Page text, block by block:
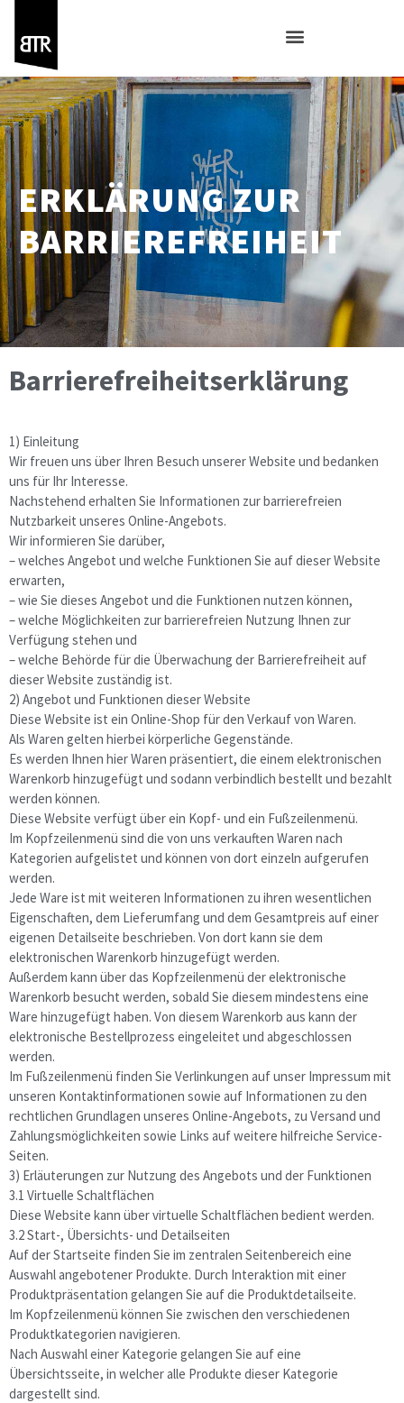
ERKLÄRUNG ZUR
BARRIEREFREIHEIT
Barrierefreiheitserklärung
1) Einleitung
Wir freuen uns über Ihren Besuch unserer Website und bedanken
uns für Ihr Interesse.
Nachstehend erhalten Sie Informationen zur barrierefreien
Nutzbarkeit unseres Online-Angebots.
Wir informieren Sie darüber,
– welches Angebot und welche Funktionen Sie auf dieser Website
erwarten,
– wie Sie dieses Angebot und die Funktionen nutzen können,
– welche Möglichkeiten zur barrierefreien Nutzung Ihnen zur
Verfügung stehen und
– welche Behörde für die Überwachung der Barrierefreiheit auf
dieser Website zuständig ist.
2) Angebot und Funktionen dieser Website
Diese Website ist ein Online-Shop für den Verkauf von Waren.
Als Waren gelten hierbei körperliche Gegenstände.
Es werden Ihnen hier Waren präsentiert, die einem elektronischen
Warenkorb hinzugefügt und sodann verbindlich bestellt und bezahlt
werden können.
Diese Website verfügt über ein Kopf- und ein Fußzeilenmenü.
Im Kopfzeilenmenü sind die von uns verkauften Waren nach
Kategorien aufgelistet und können von dort einzeln aufgerufen
werden.
Jede Ware ist mit weiteren Informationen zu ihren wesentlichen
Eigenschaften, dem Lieferumfang und dem Gesamtpreis auf einer
eigenen Detailseite beschrieben. Von dort kann sie dem
elektronischen Warenkorb hinzugefügt werden.
Außerdem kann über das Kopfzeilenmenü der elektronische
Warenkorb besucht werden, sobald Sie diesem mindestens eine
Ware hinzugefügt haben. Von diesem Warenkorb aus kann der
elektronische Bestellprozess eingeleitet und abgeschlossen
werden.
Im Fußzeilenmenü finden Sie Verlinkungen auf unser Impressum mit
unseren Kontaktinformationen sowie auf Informationen zu den
rechtlichen Grundlagen unseres Online-Angebots, zu Versand und
Zahlungsmöglichkeiten sowie Links auf weitere hilfreiche Service-
Seiten.
3) Erläuterungen zur Nutzung des Angebots und der Funktionen
3.1 Virtuelle Schaltflächen
Diese Website kann über virtuelle Schaltflächen bedient werden.
3.2 Start-, Übersichts- und Detailseiten
Auf der Startseite finden Sie im zentralen Seitenbereich eine
Auswahl angebotener Produkte. Durch Interaktion mit einer
Produktpräsentation gelangen Sie auf die Produktdetailseite.
Im Kopfzeilenmenü können Sie zwischen den verschiedenen
Produktkategorien navigieren.
Nach Auswahl einer Kategorie gelangen Sie auf eine
Übersichtsseite, in welcher alle Produkte dieser Kategorie
dargestellt sind.